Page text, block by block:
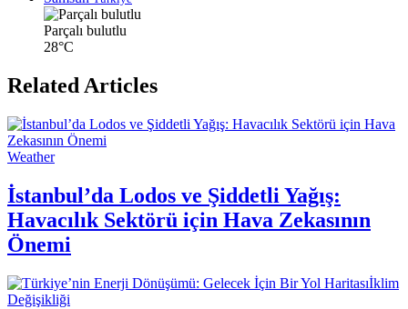
Parçalı bulutlu
28°C
Related Articles
Weather
İstanbul’da Lodos ve Şiddetli Yağış:
Havacılık Sektörü için Hava Zekasının
Önemi
İklim
Değişikliği